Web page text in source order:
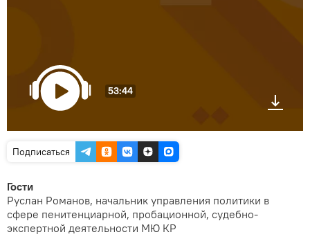
53:44
Подписаться
Гости
Руслан Романов, начальник управления политики в
сфере пенитенциарной, пробационной, судебно-
экспертной деятельности МЮ КР